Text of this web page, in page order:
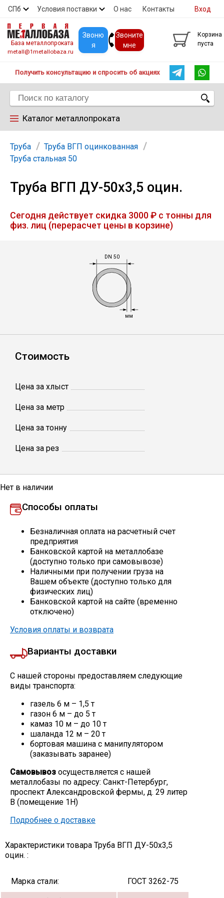
СПб Условия поставки О нас Контакты
Скидки Прайс Покупателям
Вход
База металлопроката
metall@1metallobaza.ru
Звоню
я
Звоните
мне
Корзина
пуста
Получить консультацию и спросить об акциях
Каталог металлопроката
Арматура
Квадрат
Полоса
Катанка
Профлист
Винтовые сваи
Столбы заборные
Сетка кладочная
Круги абразивные
Электроды
Проволока
Скобо-гибочные изделия
Остальное
Нержавейка
Алюминиевый прокат
Труба
Труба ВГП оцинкованная
Труба стальная 50
Труба ВГП ДУ-50х3,5 оцин.
Сегодня действует скидка 3000 ₽ с тонны для
физ. лиц (перерасчет цены в корзине)
DN 50
мм
Стоимость
Цена за хлыст
Цена за метр
Цена за тонну
Цена за рез
Нет в наличии
Способы оплаты
Безналичная оплата на расчетный счет
предприятия
Банковской картой на металлобазе
(доступно только при самовывозе)
Наличными при получении груза на
Вашем объекте (доступно только для
физических лиц)
Банковской картой на сайте (временно
отключено)
Условия оплаты и возврата
Варианты доставки
С нашей стороны предоставляем следующие
виды транспорта:
газель 6 м – 1,5 т
газон 6 м – до 5 т
камаз 10 м – до 10 т
шаланда 12 м – 20 т
бортовая машина с манипулятором
(заказывать заранее)
Самовывоз осуществляется с нашей
металлобазы по адресу: Санкт-Петербург,
проспект Александровской фермы, д. 29 литер
В (помещение 1Н)
Подробнее о доставке
Характеристики товара Труба ВГП ДУ-50х3,5
оцин. :
Марка стали: ГОСТ 3262-75